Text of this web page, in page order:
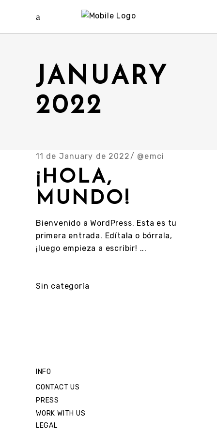
JANUARY
2022
11 de January de 2022 @emci
¡HOLA,
MUNDO!
Bienvenido a WordPress. Esta es tu
primera entrada. Edítala o bórrala,
¡luego empieza a escribir!
Sin categoría
INFO
CONTACT US
PRESS
WORK WITH US
LEGAL